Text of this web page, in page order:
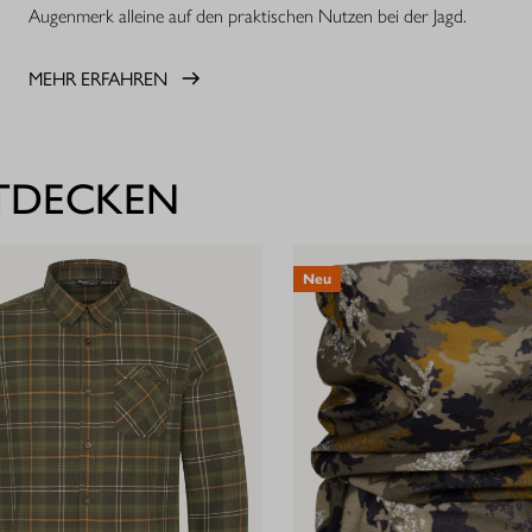
Augenmerk alleine auf den praktischen Nutzen bei der Jagd.
MEHR ERFAHREN
Neu